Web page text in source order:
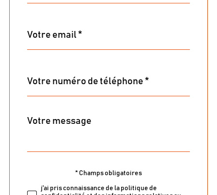
défaut
*
*
Fieldset
Message
*
Validation* Champs obligatoires
j'ai pris connaissance de la politique de